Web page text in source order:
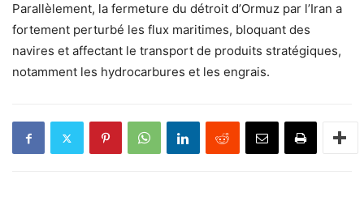
Parallèlement, la fermeture du détroit d’Ormuz par l’Iran a
fortement perturbé les flux maritimes, bloquant des
navires et affectant le transport de produits stratégiques,
notamment les hydrocarbures et les engrais.